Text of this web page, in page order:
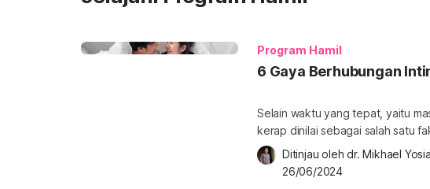
Program Hamil
6 Gaya Berhubungan
Selain waktu yang tepat, yaitu
kerap dinilai sebagai salah satu faktor agar
apa yang direkomendasikan?
selama ini? Simak ulasan berikut
Ditinjau oleh dr. Mikhael
26/06/2024